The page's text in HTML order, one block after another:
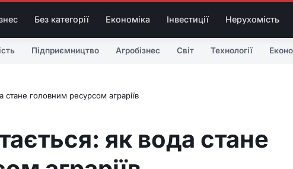
Без категорії Економіка Інвестиції Нерухомість
Підприємництво Агробізнес Світ Технології
головним ресурсом аграріїв
як вода стане